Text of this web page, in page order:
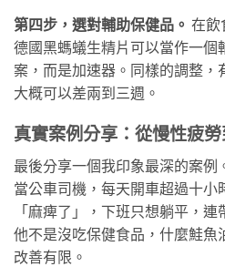
第四步，選對輔助保健品。 在飲
德國黑螞蟻生精片可以當作一個
案，而是加速器。同樣的調整，
大概可以差兩到三週。
真實案例分享：從慢性疲
最後分享一個我印象最深的案例
當公車司機，每天開車超過十
「麻痺了」，下班只想躺平，
他不是沒吃保健食品，什麼鮭魚
改善有限。